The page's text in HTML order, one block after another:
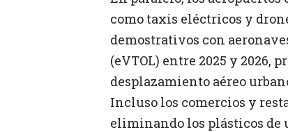
como taxis eléctricos y
demostrativos con
(eVTOL) entre 2025 y 2026,
desplazamiento aéreo
Incluso los comercios y
eliminando los plásticos de